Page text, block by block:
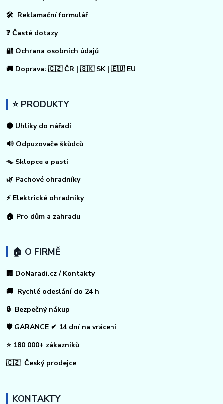
🛠 Reklamační formulář
❓ Časté dotazy
🔐 Ochrana osobních údajů
🚚 Doprava: 🇨🇿 ČR | 🇸🇰 SK | 🇪🇺 EU
⭐ PRODUKTY
⚫ Uhlíky do nářadí
🔊 Odpuzovače škůdců
🪤 Sklopce a pasti
🌿 Pachové ohradníky
⚡ Elektrické ohradníky
🏠 Pro dům a zahradu
🏠 O FIRMĚ
🏢 DoNaradi.cz / Kontakty
🚚 Rychlé odeslání do 24 h
🔒 Bezpečný nákup
🛡️ GARANCE ✔ 14 dní na vrácení
⭐ 180 000+ zákazníků
🇨🇿 Český prodejce
KONTAKTY